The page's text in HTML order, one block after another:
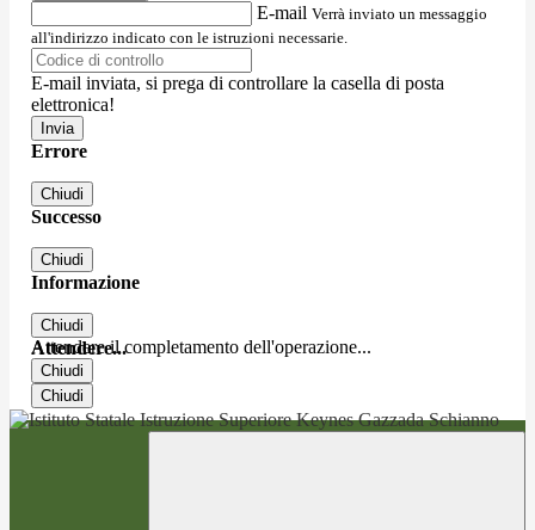
E-mail Verrà inviato un messaggio
all'indirizzo indicato con le istruzioni necessarie.
E-mail inviata, si prega di controllare la casella di posta
elettronica!
Errore
Chiudi
Successo
Chiudi
Informazione
Chiudi
Attendere...
Attendere il completamento dell'operazione...
Chiudi
Chiudi